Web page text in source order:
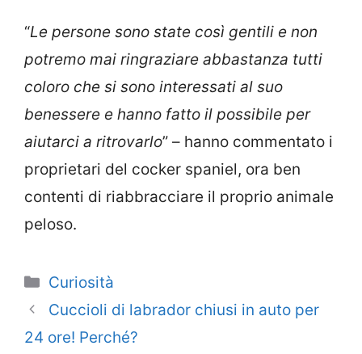
“Le persone sono state così gentili e non
potremo mai ringraziare abbastanza tutti
coloro che si sono interessati al suo
benessere e hanno fatto il possibile per
aiutarci a ritrovarlo” – hanno commentato i
proprietari del cocker spaniel, ora ben
contenti di riabbracciare il proprio animale
peloso.
Categorie
Curiosità
Cuccioli di labrador chiusi in auto per
24 ore! Perché?